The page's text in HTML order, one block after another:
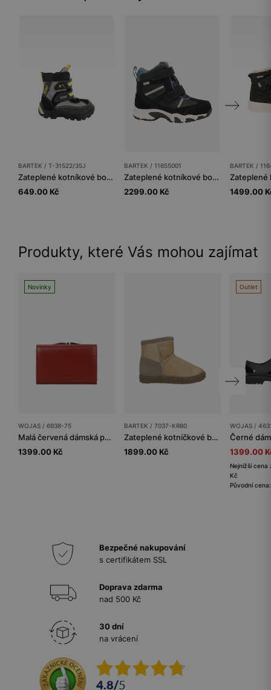
BARTEK / T-31522/35J
Zateplené kotníkové boty BARTEK T-31522/35J, šedo-žluté
649.00 Kč
BARTEK / 11655001
Zateplené kotníkové boty BARTEK 11655001, černé
2299.00 Kč
BARTEK /
1499.00
Produkty, které Vás mohou zajímat
Novinky
WOJAS / 6938-75
Malá červená dámská peněženka s RFID ochranou proti krádeži
1399.00 Kč
BARTEK / 7037-KR80
Zateplené kotníčkové boty BARTEK 7037-KR80, pro holčičky, béžové
1899.00 Kč
Outlet
WOJAS /
1399.00
Nejnižší cena
Kč
Původní
Bezpečné nakupování
s certifikátem SSL
Doprava zdarma
nad 500 Kč
30 dní
na vrácení
4.8/5